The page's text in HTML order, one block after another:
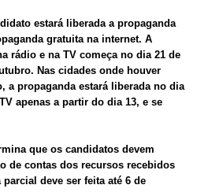
estará liberada a propaganda
gratuita na internet. A
rádio e na TV começa no dia 21 de
Nas cidades onde houver
a propaganda estará liberada no dia
apenas a partir do dia 13, e se
que os candidatos devem
de contas dos recursos recebidos
deve ser feita até 6 de